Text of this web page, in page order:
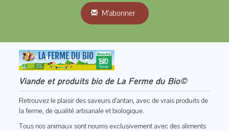
M'abonner
Viande et produits bio de La Ferme du Bio©
Retrouvez le plaisir des saveurs d’antan, avec de vrais produits de
la ferme, de qualité artisanale et biologique.
Tous nos animaux sont nourris exclusivement avec des aliments